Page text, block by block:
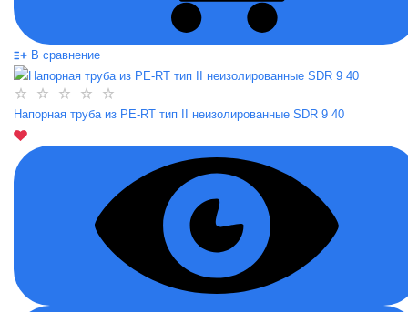
В сравнение
Напорная труба из PE-RT тип II неизолированные SDR 9 40